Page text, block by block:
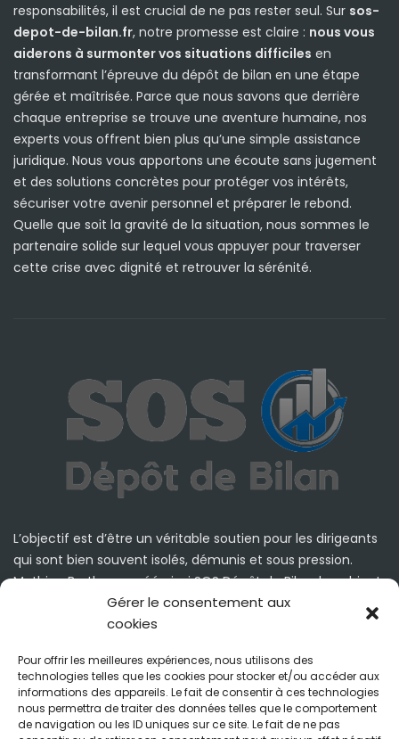
Gérer le consentement aux
cookies
Pour offrir les meilleures expériences, nous utilisons des
technologies telles que les cookies pour stocker et/ou accéder aux
informations des appareils. Le fait de consentir à ces technologies
nous permettra de traiter des données telles que le comportement
de navigation ou les ID uniques sur ce site. Le fait de ne pas
responsabilités, il est crucial de ne pas rester seul. Sur sos-
depot-de-bilan.fr, notre promesse est claire : nous vous
aiderons à surmonter vos situations difficiles en
transformant l’épreuve du dépôt de bilan en une étape
gérée et maîtrisée. Parce que nous savons que derrière
chaque entreprise se trouve une aventure humaine, nos
experts vous offrent bien plus qu’une simple assistance
juridique. Nous vous apportons une écoute sans jugement
et des solutions concrètes pour protéger vos intérêts,
sécuriser votre avenir personnel et préparer le rebond.
Quelle que soit la gravité de la situation, nous sommes le
partenaire solide sur lequel vous appuyer pour traverser
cette crise avec dignité et retrouver la sérénité.
L’objectif est d’être un véritable soutien pour les dirigeants
qui sont bien souvent isolés, démunis et sous pression.
Mathieu Burthey a créé ainsi SOS Dépôt de Bilan, le cabinet
de conseil à l’écoute de les dirigeants, quelque soient leurs
situations économiques et organisationnelles.
Mathieu Burthey
Suivez-nous